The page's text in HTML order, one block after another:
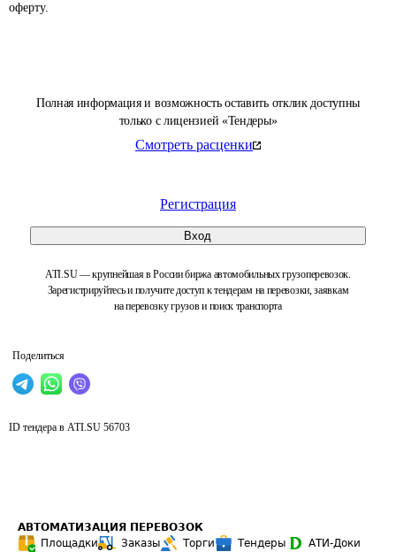
Полная информация и возможность оставить отклик доступны
только с лицензией «Тендеры»
Смотреть расценки
Регистрация
Вход
ATI.SU — крупнейшая в России биржа автомобильных грузоперевозок.
Зарегистрируйтесь и получите доступ к тендерам на перевозки, заявкам
на перевозку грузов и поиск транспорта
Поделиться
оферту.
ID тендера в ATI.SU 56703
АВТОМАТИЗАЦИЯ ПЕРЕВОЗОК
Площадки
Заказы Торги Тендеры
АТИ-Доки